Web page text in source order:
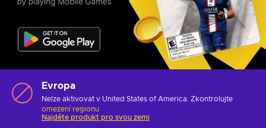
Evropa
Nelze aktivovat v United States of America. Zkontrolujte
omezení regionu
Najděte produkt pro svou zemi